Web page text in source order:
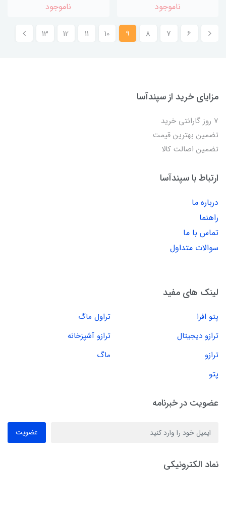
ناموجود
ناموجود
6
7
8
9
10
11
12
13
مزایای خرید از سپندآسا
7 روز گارانتی خرید
تضمین بهترین قیمت
تضمین اصالت کالا
ارتباط با سپندآسا
درباره ما
راهنما
تماس با ما
سوالات متداول
لینک های مفید
پتو افرا
تراول ماگ
ترازو دیجیتال
ترازو آشپزخانه
ترازو
ماگ
پتو
عضویت در خبرنامه
عضویت
نماد الکترونیکی